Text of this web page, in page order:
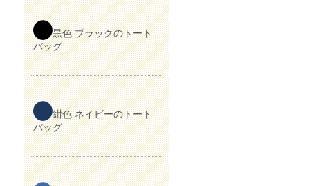
黒色 ブラックのトート
バッグ
紺色 ネイビーのトート
バッグ